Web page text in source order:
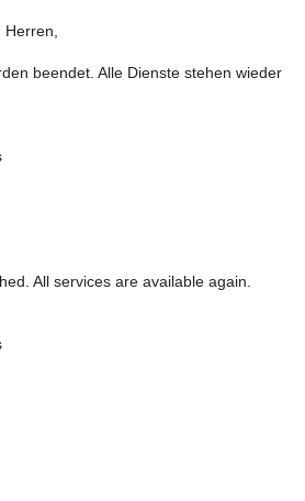
Herren,
beendet. Alle Dienste stehen wieder
All services are available again.